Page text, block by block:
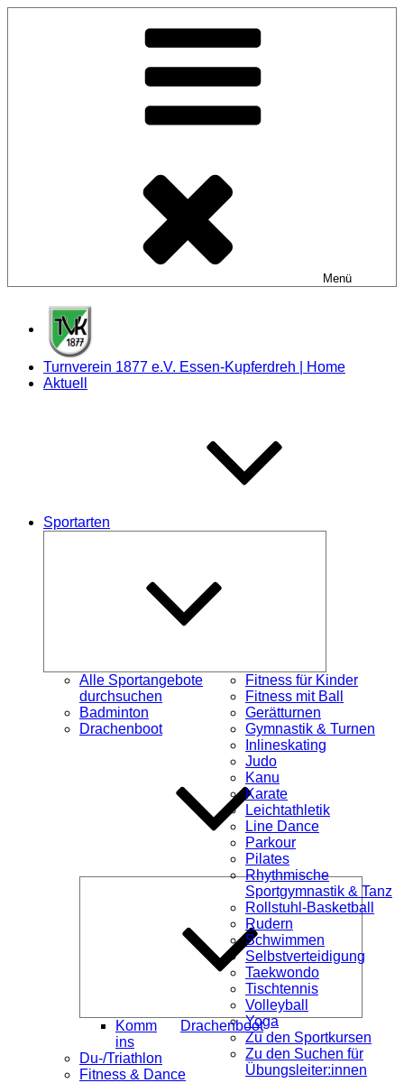
Menü
Turnverein 1877 e.V. Essen-Kupferdreh | Home
Aktuell
Sportarten
Alle Sportangebote
durchsuchen
Badminton
Drachenboot
öffnen
Komm
ins
Drachenboot
Du-/Triathlon
Fitness & Dance
Fitness für Kinder
Fitness mit Ball
Gerätturnen
Gymnastik & Turnen
Inlineskating
Judo
Kanu
Karate
Leichtathletik
Line Dance
Parkour
Pilates
Rhythmische
Sportgymnastik & Tanz
Rollstuhl-Basketball
Rudern
Schwimmen
Selbstverteidigung
Taekwondo
Tischtennis
Volleyball
Yoga
Zu den Sportkursen
Zu den Suchen für
Übungsleiter:innen